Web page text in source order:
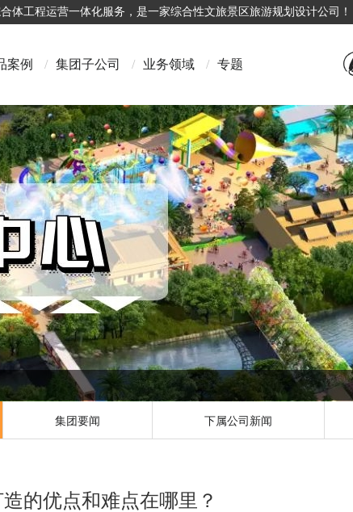
工程运营一体化服务，是一家综合性文旅景区旅游规划设计公司！
案例 / 集团子公司 / 业务领域 / 专题
集团要闻 下属公司新闻
的优点和难点在哪里？